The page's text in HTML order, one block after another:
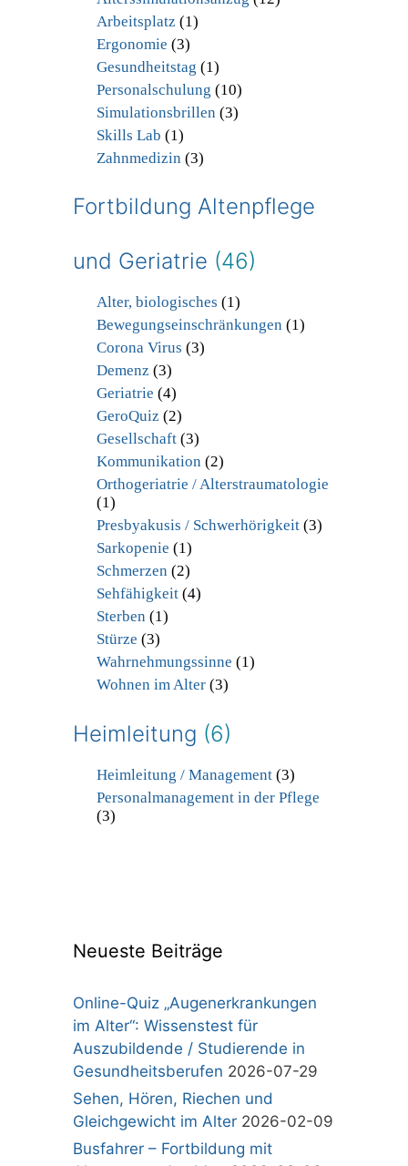
Arbeitsplatz (1)
Ergonomie (3)
Gesundheitstag (1)
Personalschulung (10)
Simulationsbrillen (3)
Skills Lab (1)
Zahnmedizin (3)
Fortbildung Altenpflege
und Geriatrie (46)
Alter, biologisches (1)
Bewegungseinschränkungen (1)
Corona Virus (3)
Demenz (3)
Geriatrie (4)
GeroQuiz (2)
Gesellschaft(3)
Kommunikation (2)
Orthogeriatrie / Alterstraumatologie
(1)
Presbyakusis / Schwerhörigkeit(3)
Sarkopenie (1)
Schmerzen (2)
Sehfähigkeit(4)
Sterben (1)
Stürze (3)
Wahrnehmungssinne (1)
Wohnen im Alter(3)
Heimleitung (6)
Heimleitung / Management(3)
Personalmanagement in der Pflege
(3)
Neueste Beiträge
Online-Quiz „Augenerkrankungen
im Alter“: Wissenstest für
Auszubildende / Studierende in
Gesundheitsberufen 2026-07-29
Sehen, Hören, Riechen und
Gleichgewicht im Alter 2026-02-09
Busfahrer – Fortbildung mit